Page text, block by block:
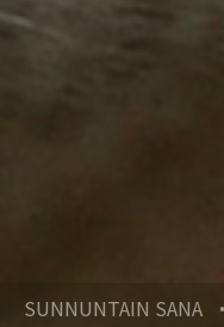
SUNNUNTAIN SANA •